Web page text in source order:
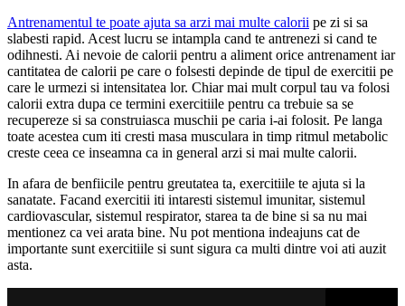
Antrenamentul te poate ajuta sa arzi mai multe calorii pe zi si sa
slabesti rapid. Acest lucru se intampla cand te antrenezi si cand te
odihnesti. Ai nevoie de calorii pentru a aliment orice antrenament iar
cantitatea de calorii pe care o folsesti depinde de tipul de exercitii pe
care le urmezi si intensitatea lor. Chiar mai mult corpul tau va folosi
calorii extra dupa ce termini exercitiile pentru ca trebuie sa se
recupereze si sa construiasca muschii pe caria i-ai folosit. Pe langa
toate acestea cum iti cresti masa musculara in timp ritmul metabolic
creste ceea ce inseamna ca in general arzi si mai multe calorii.
In afara de benfiicile pentru greutatea ta, exercitiile te ajuta si la
sanatate. Facand exercitii iti intaresti sistemul imunitar, sistemul
cardiovascular, sistemul respirator, starea ta de bine si sa nu mai
mentionez ca vei arata bine. Nu pot mentiona indeajuns cat de
importante sunt exercitiile si sunt sigura ca multi dintre voi ati auzit
asta.